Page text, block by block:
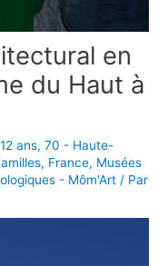
en
du Haut à
ans,70 - Haute-
, France, Musées
- Môm'Art / Par